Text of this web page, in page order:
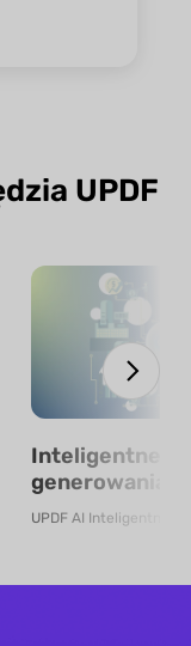
UPDF
Inteligentne
generowania
darmowe